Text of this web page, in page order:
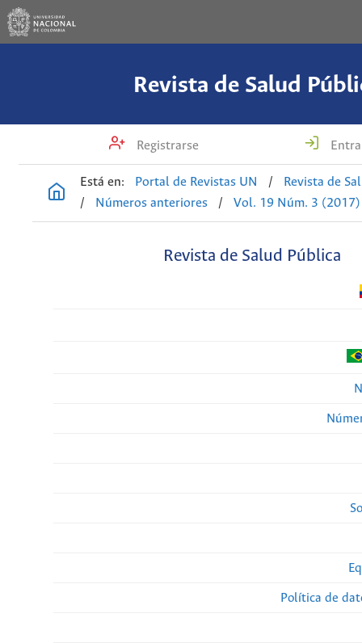
Revista de Salud
Registrarse
Está en: Portal de Revistas UN /
Revista de
/
Números anteriores / Vol. 19 Núm. 3 (2017)
Revista de Salud Pública
Política de